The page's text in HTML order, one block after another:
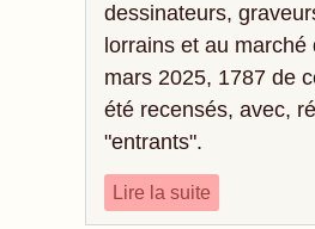
dessinateurs,
lorrains et au
mars 2025, 1787 de
été recensés, avec,
"entrants".
Lire la suite